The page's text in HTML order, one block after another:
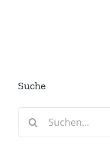
Suche
Suche